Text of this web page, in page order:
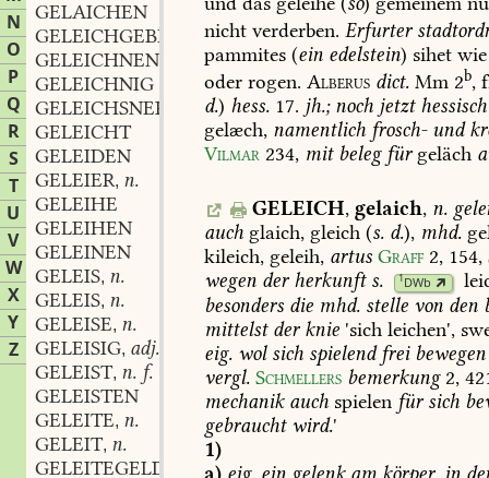
N
O
P
Q
R
S
T
U
V
W
X
Y
Z
GELAICHEN
GELEICHGEBEINLEIN,n.
GELEICHNEN
GELEICHNIG
GELEICHSNER
GELEICHT
GELEIDEN
GELEIER, n.
GELEIHE
GELEIHEN
GELEINEN
GELEIS, n.
GELEIS, n.
GELEISE, n.
GELEISIG, adj.
GELEIST, n. f.
GELEISTEN
GELEITE, n.
GELEIT, n.
GELEITEGELD
nicht verderben. Erfurter
pammites (ein edelstein) sihet wie
oder rogen. Alberus dict. Mm 2b,
d.) hess. 17. jh.;noch jetzthessisch
gelæch, namentlich frosch-und
Vilmar 234, mitbelegfürgeläch
GELEICH, gelaich, n.
auch glaich, gleich (s. d.), mhd.
kileich, geleih, artus Graff 2, 154,
wegen derherkunfts. 1DWb
besonders die mhd. stelle von den
mittelstderknie 'sich leichen',
eig. wolsich spielendfreibewegen
vergl. Schmellers bemerkung 2,
mechanikauch spielen fürsich
gebrauchtwird.'
1)
a) eig. ein gelenkam körper, in